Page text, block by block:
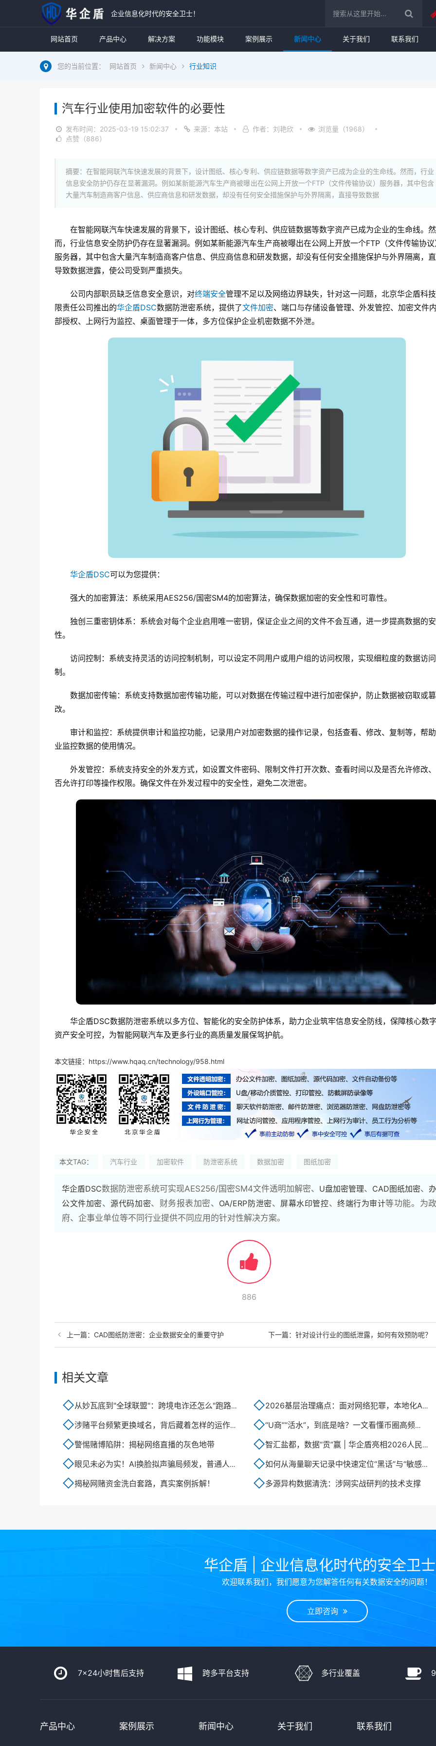
企业信息化时代的安全卫士！
网站首页 产品中心 解决方案 功能模块 案例展示 新闻中心 关于我们 联系我们
您的当前位置： 网站首页 新闻中心 行业知识
汽车行业使用加密软件的必要性
发布时间： 2025-03-19 15:02:37 来源：本站 作者：刘艳欣
浏览量（1968）
点赞（886）
摘要：在智能网联汽车快速发展的背景下，设计图纸、核心专利、供应链数据等数字资产已成为企业的生命线。然而，行业
信息安全防护仍存在显著漏洞。例如某新能源汽车生产商被曝出在公网上开放一个FTP（文件传输协议）服务器，其中包含
大量汽车制造商客户信息、供应商信息和研发数据，却没有任何安全措施保护与外界隔离，直接导致数据
在智能网联汽车快速发展的背景下，设计图纸、核心专利、供应链数据等数字资产已成为企业的生命线。然
而，行业信息安全防护仍存在显著漏洞。例如某新能源汽车生产商被曝出在公网上开放一个FTP（文件传输协
服务器，其中包含大量汽车制造商客户信息、供应商信息和研发数据，却没有任何安全措施保护与外界隔离，
导致数据泄露，使公司受到严重损失。
公司内部职员缺乏信息安全意识，对终端安全管理不足以及网络边界缺失，针对这一问题，北京华企盾科
限责任公司推出的华企盾DSC数据防泄密系统，提供了文件加密、端口与存储设备管理、外发管控、加密文件
部授权、上网行为监控、桌面管理于一体，多方位保护企业机密数据不外泄。
华企盾DSC可以为您提供：
强大的加密算法：系统采用AES256/国密SM4的加密算法，确保数据加密的安全性和可靠性。
独创三重密钥体系：系统会对每个企业启用唯一密钥，保证企业之间的文件不会互通，进一步提高数据的
性。
访问控制：系统支持灵活的访问控制机制，可以设定不同用户或用户组的访问权限，实现细粒度的数据访
制。
数据加密传输：系统支持数据加密传输功能，可以对数据在传输过程中进行加密保护，防止数据被窃取或篡
改。
审计和监控：系统提供审计和监控功能，记录用户对加密数据的操作记录，包括查看、修改、复制等，帮
业监控数据的使用情况。
外发管控：系统支持安全的外发方式，如设置文件密码、限制文件打开次数、查看时间以及是否允许修改
否允许打印等操作权限。确保文件在外发过程中的安全性，避免二次泄密。
华企盾DSC数据防泄密系统以多方位、智能化的安全防护体系，助力企业筑牢信息安全防线，保障核心数
资产安全可控，为智能网联汽车及更多行业的高质量发展保驾护航。
本文链接： https://www.hqaq.cn/technology/958.html
本文TAG： 汽车行业 加密软件 防泄密系统 数据加密 图纸加密
华企盾DSC数据防泄密系统可实现AES256/国密SM4文件透明加解密、 U盘加密管理、 CAD图纸加密、 办
公文件加密、源代码加密、财务报表加密、 OA/ERP防泄密、 屏幕水印管控、终端行为审计等功能。为
府、企事业单位等不同行业提供不同应用的针对性解决方案。
886
上一篇： CAD图纸防泄密：企业数据安全的重要守护 下一篇：针对设计行业的图纸泄露，如何有效预防呢？
相关文章
从妙瓦底到"全球联盟"：跨境电诈还怎么"跑路"？
2026基层治理痛点：面对网络犯罪，本地化AI如何实现提质增···
涉赌平台频繁更换域名，背后藏着怎样的运作逻辑？
“U商”“活水”，到底是啥？一文看懂币圈高频交易黑话
警惕赌博陷阱：揭秘网络直播的灰色地带
智汇盐都，数据“贡”赢 | 华企盾亮相2026人民数据大会
眼见未必为实！AI换脸拟声骗局频发，普通人如何防范？
如何从海量聊天记录中快速定位“黑话”与“敏感词”？
揭秘网赌资金洗白套路，真实案例拆解！
多源异构数据清洗：涉网实战研判的技术支撑
华企盾 | 企业信息化时代的安全卫
欢迎联系我们，我们愿意为您解答任何有关数据安全的问题！
立即咨询
7x24小时售后支持 跨多平台支持 多行业覆盖
产品中心 案例展示 新闻中心 关于我们 联系我们